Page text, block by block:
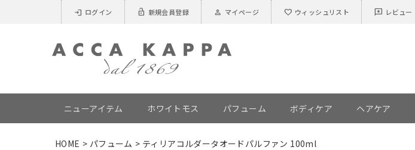
login ログイン lock_open 新規会員登録 person マイページ favorite ウィッシュリスト reviews レビュー
ニューアイテム ホワイトモス パフューム ボディケア ヘアケア
HOME パフューム ティリアコルダータオードパルファン 100ml